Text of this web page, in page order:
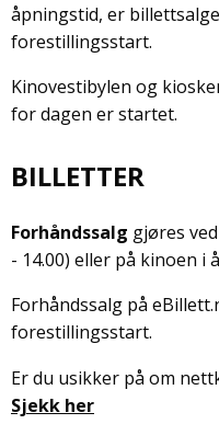
åpningstid, er
forestillingsstart.
Kinovestibylen og
for dagen er startet.
BILLETTER
Forhåndssalg gjøres
- 14.00) eller på kinoen i
Forhåndssalg på
forestillingsstart.
Er du usikker på om
Sjekk her